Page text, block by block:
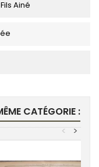
Ainé
CATÉGORIE :
>
<